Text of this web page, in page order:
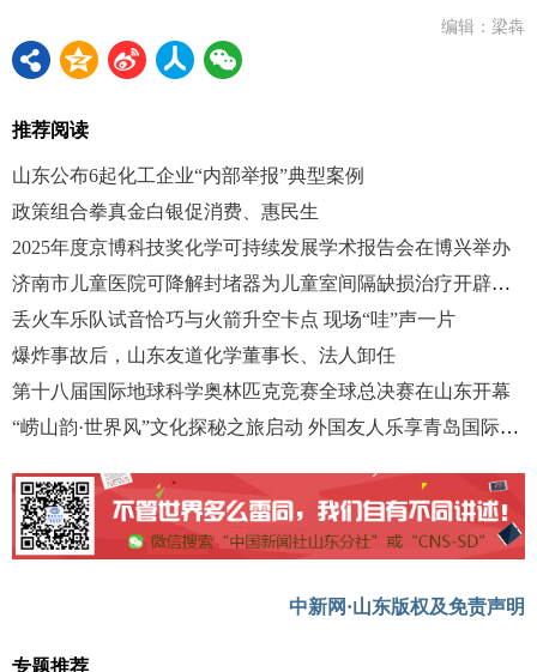
编辑：梁犇
推荐阅读
山东公布6起化工企业“内部举报”典型案例
政策组合拳真金白银促消费、惠民生
2025年度京博科技奖化学可持续发展学术报告会在博兴举办
济南市儿童医院可降解封堵器为儿童室间隔缺损治疗开辟新路径
丢火车乐队试音恰巧与火箭升空卡点 现场“哇”声一片
爆炸事故后，山东友道化学董事长、法人卸任
第十八届国际地球科学奥林匹克竞赛全球总决赛在山东开幕
“崂山韵·世界风”文化探秘之旅启动 外国友人乐享青岛国际啤酒节
中新网·山东版权及免责声明
专题推荐